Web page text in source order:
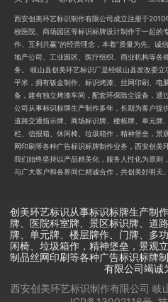
西安创美环艺标识制作有限公司成立注册于
校医院、商场园区等标识标牌设计制作于一起的
作、互利共赢”的经营理念，本着“质量为先、诚
地产公司、工业园区、医疗组织、商业机构等各
务。 岐山县创美环艺标识厂是经岐山县发改委
平米，拥有钣金制作、标识烤漆、丝网印刷、电
备，建有独立烤漆车间，配套环保除尘设备，通
公司从事标识标牌生产制作多年，长期为客户提
道路交通指示牌、商场标识牌、楼栋牌、单元牌
栏、信报箱、休闲椅、垃圾箱作，精神堡垒，景
网印刷等各种广告标识标牌制作业务，西安创美
我们始终坚持以产品精美化，服务人性化为原则
与广大客户和各界同仁精诚合作，共创美好明天。
创美环艺标识从事标识标牌生产制
牌、医院科室牌、景区标识牌、道
牌、单元牌、楼层牌作、门牌、多
闲椅、垃圾箱作，精神堡垒，景观
制品丝网印刷等各种广告标识标牌
有限公司竭诚
西安创美环艺标识制作有限公司 岐